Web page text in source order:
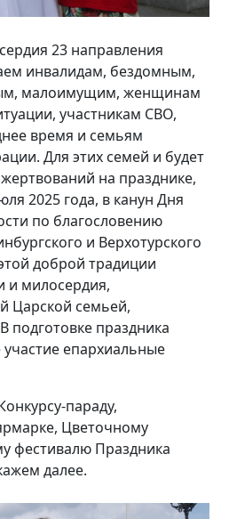
23 направления
инвалидам, бездомным,
малоимущим, женщинам
участникам СВО,
время и семьям
Для этих семей и будет
на празднике,
2025 года, в канун Дня
по благословению
и Верхотурского
доброй традиции
и милосердия,
Царской семьей,
подготовке праздника
епархиальные
параду,
Цветочному
фестивалю Праздника
далее.